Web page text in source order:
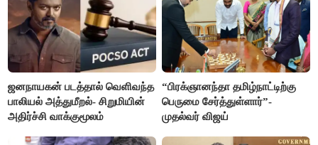
ஜனநாயகன் படத்தால் வெளிவந்த
பாலியல் அத்துமீறல்- சிறுமியின்
அதிர்ச்சி வாக்குமூலம்
“பிரக்ஞானந்தா தமிழ்நாட்டிற்கு
பெருமை சேர்த்துள்ளார்”-
முதல்வர் விஜய்